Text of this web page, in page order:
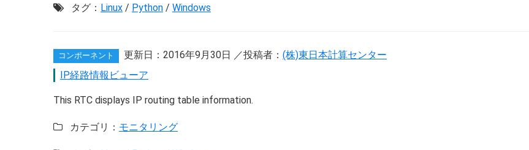
タグ： Linux / Python / Windows
コンポーネント 更新日： 2016年9月30日 ／投稿者： (株)東日本計算センター
IP経路情報ビューア
This RTC displays IP routing table information.
カテゴリ： モニタリング